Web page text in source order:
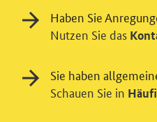
Haben Sie
Nutzen Sie das
Sie haben
Schauen Sie in